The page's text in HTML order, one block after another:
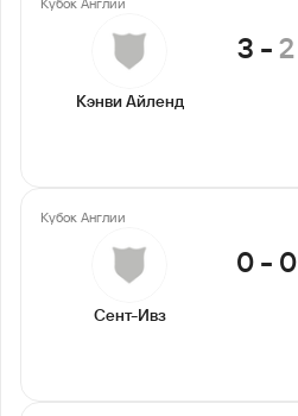
Кэнви Айленд
3 -2
Кубок Англии
Сент-Ивз
0 - 0